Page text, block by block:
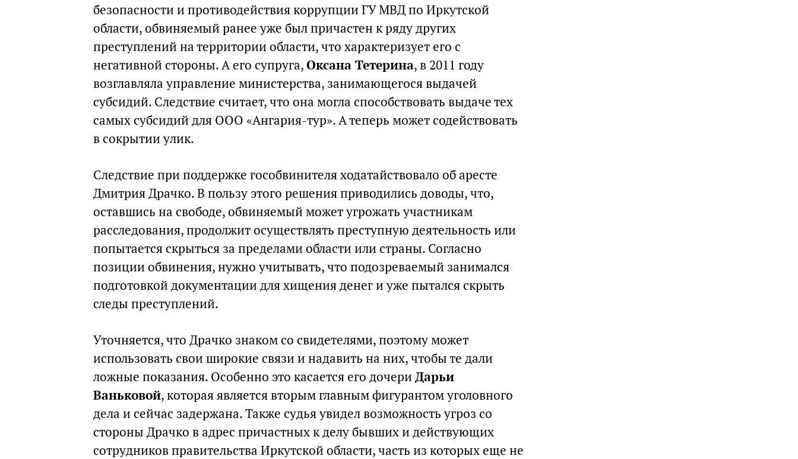
безопасности и противодействия коррупции ГУ МВД по Иркутской
области, обвиняемый ранее уже был причастен к ряду других
преступлений на территории области, что характеризует его с
негативной стороны. А его супруга,Оксана Тетерина, в 2011 году
возглавляла управление министерства, занимающегося выдачей
субсидий. Следствие считает, что она могла способствовать выдаче тех
самых субсидий для ООО «Ангария-тур». А теперь может содействовать
в сокрытии улик.
Следствие при поддержке гособвинителя ходатайствовало об аресте
Дмитрия Драчко. В пользу этого решения приводились доводы, что,
оставшись на свободе, обвиняемый может угрожать участникам
расследования, продолжит осуществлять преступную деятельность или
попытается скрыться за пределами области или страны. Согласно
позиции обвинения, нужно учитывать, что подозреваемый занимался
подготовкой документации для хищения денег и уже пытался скрыть
следы преступлений.
Уточняется, что Драчко знаком со свидетелями, поэтому может
использовать свои широкие связи и надавить на них, чтобы те дали
ложные показания. Особенно это касается его дочери Дарьи
Ваньковой, которая является вторым главным фигурантом уголовного
дела и сейчас задержана. Также судья увидел возможность угроз со
стороны Драчко в адрес причастных к делу бывших и действующих
сотрудников правительства Иркутской области, часть из которых еще не